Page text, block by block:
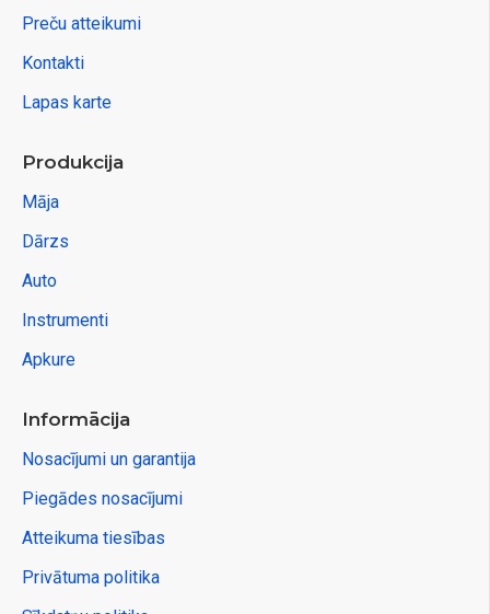
Preču atteikumi
Kontakti
Lapas karte
Produkcija
Māja
Dārzs
Auto
Instrumenti
Apkure
Informācija
Nosacījumi un garantija
Piegādes nosacījumi
Atteikuma tiesības
Privātuma politika